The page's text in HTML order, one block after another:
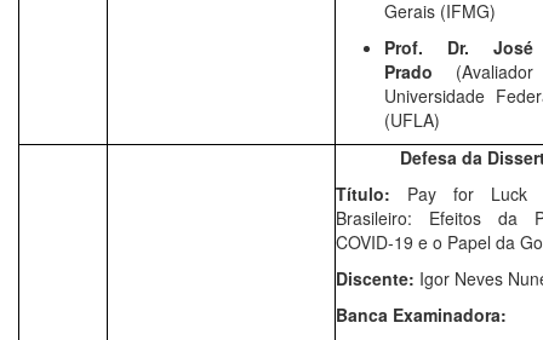
Gerais (IFMG)
Prof. Dr.
Prado
Universidade
(UFLA)
Defesa da
Título: Pay for Luck
Brasileiro: Efeitos da
COVID-19 e o Papel da
Discente: Igor Neves
Banca Examinadora: